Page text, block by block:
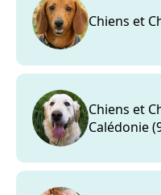
Chiens et
Chiens et
Calédonie